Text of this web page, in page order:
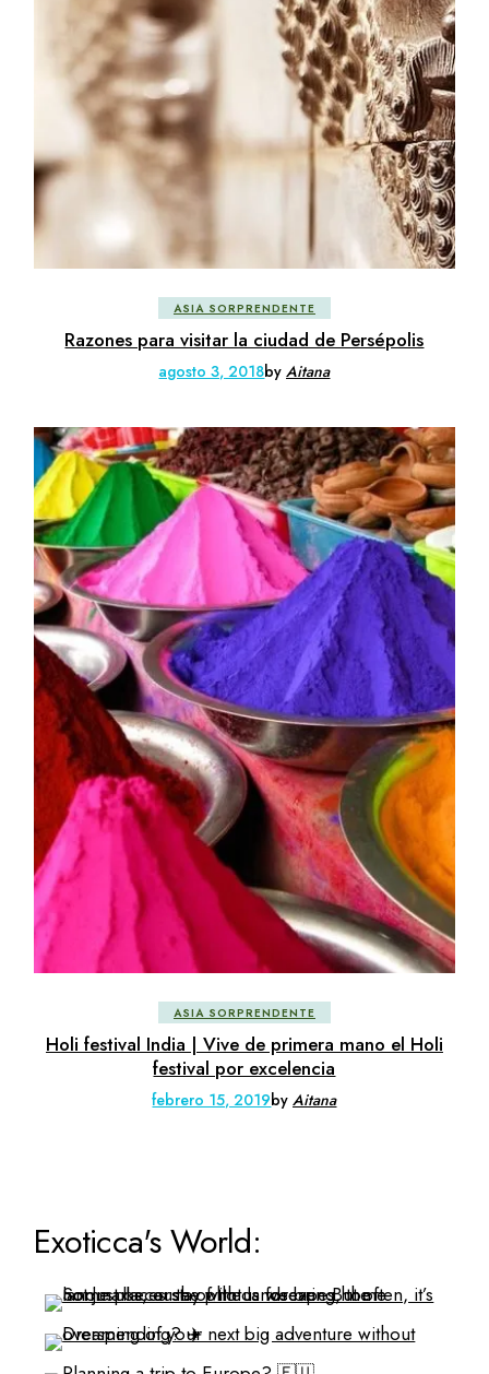
ASIA SORPRENDENTE
Razones para visitar la ciudad de Persépolis
agosto 3, 2018byAitana
ASIA SORPRENDENTE
Holi festival India | Vive de primera mano el Holi
festival por excelencia
febrero 15, 2019byAitana
Exoticca's World: